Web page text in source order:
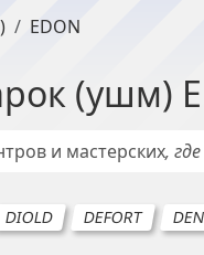
EDON
(ушм)
и мастерских,
DIOLD DEFORT